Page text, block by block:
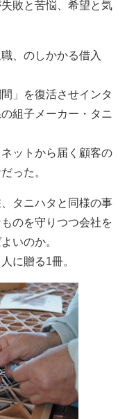
敗と苦悩、希望と気
、のしかかる借入
」を復活させインタ
組子メーカー・タニ
ットから届く顧客の
った。
タニハタと同様の事
のを守りつつ会社を
いのか。
に贈る1冊。